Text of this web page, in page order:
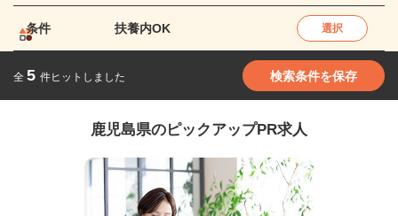
条件 扶養内OK 選択
全 5 件ヒットしました 検索条件を保存
鹿児島県のピックアップPR求人